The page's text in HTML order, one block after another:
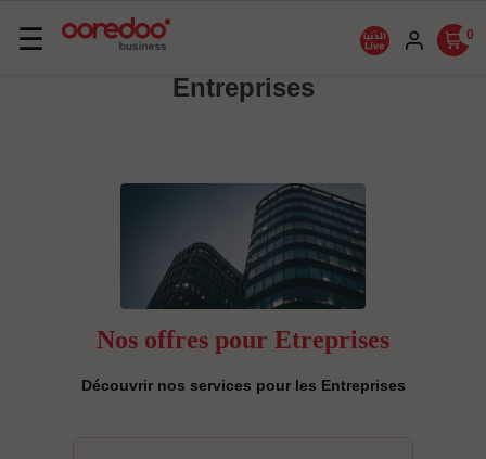
Basculer
☰ 0
Entreprises
Nos offres pour Etreprises
Découvrir nos services pour les Entreprises